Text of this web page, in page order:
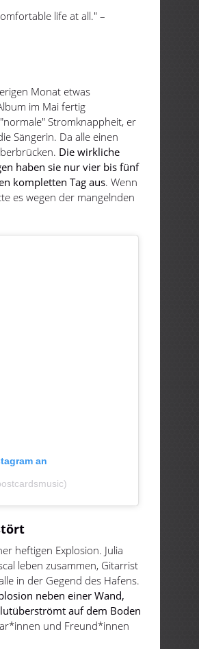
life at all." –
Monat etwas
im Mai fertig
Stromknappheit, er
Sängerin. Da alle einen
Die wirkliche
haben sie nur vier bis fünf
kompletten Tag aus.Wenn
es wegen der mangelnden
an
heftigen Explosion. Julia
leben zusammen, Gitarrist
in der Gegend des Hafens.
neben einer Wand,
auf dem Boden
und Freund*innen